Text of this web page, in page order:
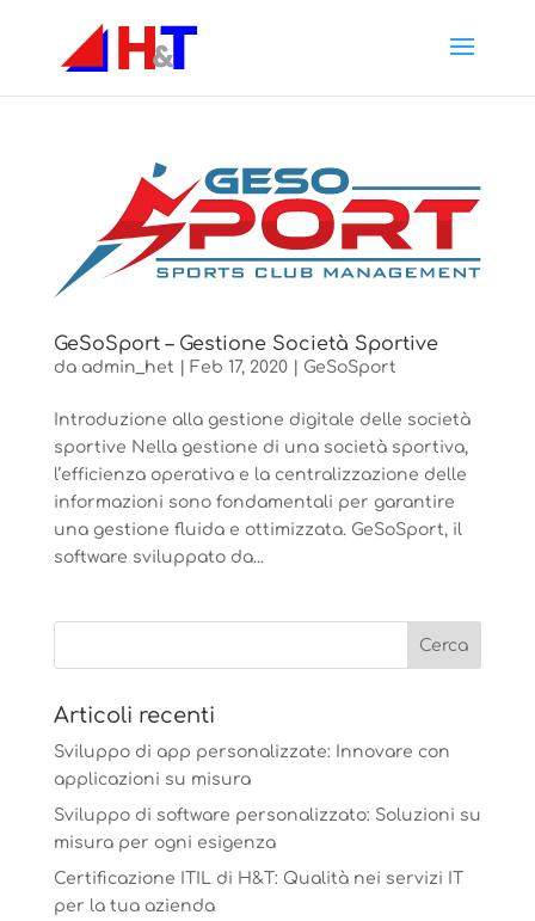
GeSoSport – Gestione Società Sportive
da admin_het Feb 17, 2020| GeSoSport
Introduzione alla gestione digitale delle società
sportive Nella gestione di una società sportiva,
l’efficienza operativa e la centralizzazione delle
informazioni sono fondamentali per garantire
una gestione fluida e ottimizzata. GeSoSport, il
software sviluppato da...
Articoli recenti
Sviluppo di app personalizzate: Innovare con
applicazioni su misura
Sviluppo di software personalizzato: Soluzioni su
misura per ogni esigenza
Certificazione ITIL di H&T: Qualità nei servizi IT
per la tua azienda